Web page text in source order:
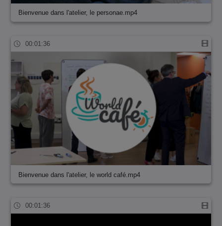
Bienvenue dans l'atelier, le personae.mp4
00:01:36
Bienvenue dans l'atelier, le world café.mp4
00:01:36